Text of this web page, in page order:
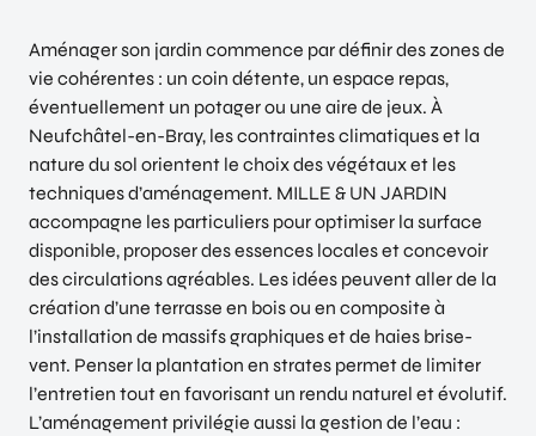
Aménager son jardin commence par définir des zones de
vie cohérentes : un coin détente, un espace repas,
éventuellement un potager ou une aire de jeux. À
Neufchâtel-en-Bray, les contraintes climatiques et la
nature du sol orientent le choix des végétaux et les
techniques d’aménagement. MILLE & UN JARDIN
accompagne les particuliers pour optimiser la surface
disponible, proposer des essences locales et concevoir
des circulations agréables. Les idées peuvent aller de la
création d’une terrasse en bois ou en composite à
l’installation de massifs graphiques et de haies brise-
vent. Penser la plantation en strates permet de limiter
l’entretien tout en favorisant un rendu naturel et évolutif.
L’aménagement privilégie aussi la gestion de l’eau :